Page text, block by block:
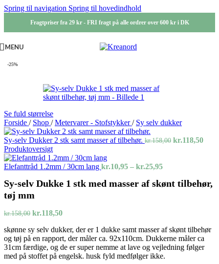
Spring til navigation Spring til hovedindhold
Fragtpriser fra 29 kr - FRI fragt på alle ordrer over 600 kr i DK
MENU
-25%
Se fuld størrelse
Forside / Shop / Metervarer - Stofstykker/ Sy selv dukker
Sy-selv Dukker 2 stk samt masser af tilbehør. kr.158,00 Den
kr.118,50Den
Produktoversigt
Elefanttråd 1.2mm / 30cm lang kr.10,95 – kr.25,95Prisinterval:
til
Sy-selv Dukke 1 stk med masser af skønt tilbehør,
tøj mm
kr.158,00 Den
pris
var:
kr.158,00.
kr.118,50Den
pris
er:
kr.118,50.
skønne sy selv dukker, der er 1 dukke samt masser af skønt tilbehør
og tøj på en rapport, der måler ca. 92x110cm. Dukkerne måler ca
31cm færdige, og de er super nemme at lave og vejledning følger
med på stoffet på engelsk. husk fyld medfølger ikke.